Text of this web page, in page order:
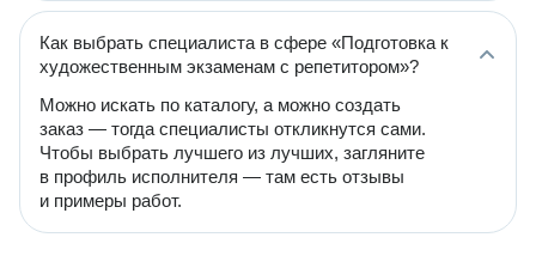
Как выбрать специалиста в сфере «Подготовка к
художественным экзаменам с репетитором»?
Можно искать по каталогу, а можно создать
заказ — тогда специалисты откликнутся сами.
Чтобы выбрать лучшего из лучших, загляните
в профиль исполнителя — там есть отзывы
и примеры работ.